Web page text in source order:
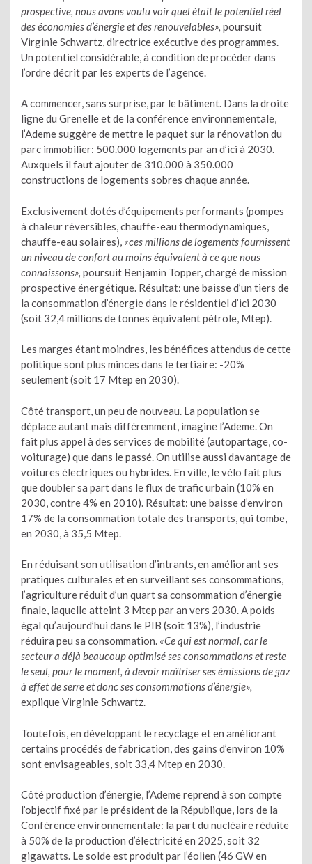
prospective, nous avons voulu voir quel était le potentiel réel
des économies d’énergie et des renouvelables», poursuit
Virginie Schwartz, directrice exécutive des programmes.
Un potentiel considérable, à condition de procéder dans
l’ordre décrit par les experts de l’agence.
A commencer, sans surprise, par le bâtiment. Dans la droite
ligne du Grenelle et de la conférence environnementale,
l’Ademe suggère de mettre le paquet sur la rénovation du
parc immobilier: 500.000 logements par an d’ici à 2030.
Auxquels il faut ajouter de 310.000 à 350.000
constructions de logements sobres chaque année.
Exclusivement dotés d’équipements performants (pompes
à chaleur réversibles, chauffe-eau thermodynamiques,
chauffe-eau solaires), «ces millions de logements fournissent
un niveau de confort au moins équivalent à ce que nous
connaissons», poursuit Benjamin Topper, chargé de mission
prospective énergétique. Résultat: une baisse d’un tiers de
la consommation d’énergie dans le résidentiel d’ici 2030
(soit 32,4 millions de tonnes équivalent pétrole, Mtep).
Les marges étant moindres, les bénéfices attendus de cette
politique sont plus minces dans le tertiaire: -20%
seulement (soit 17 Mtep en 2030).
Côté transport, un peu de nouveau. La population se
déplace autant mais différemment, imagine l’Ademe. On
fait plus appel à des services de mobilité (autopartage, co-
voiturage) que dans le passé. On utilise aussi davantage de
voitures électriques ou hybrides. En ville, le vélo fait plus
que doubler sa part dans le flux de trafic urbain (10% en
2030, contre 4% en 2010). Résultat: une baisse d’environ
17% de la consommation totale des transports, qui tombe,
en 2030, à 35,5 Mtep.
En réduisant son utilisation d’intrants, en améliorant ses
pratiques culturales et en surveillant ses consommations,
l’agriculture réduit d’un quart sa consommation d’énergie
finale, laquelle atteint 3 Mtep par an vers 2030. A poids
égal qu’aujourd’hui dans le PIB (soit 13%), l’industrie
réduira peu sa consommation. «Ce qui est normal, car le
secteur a déjà beaucoup optimisé ses consommations et reste
le seul, pour le moment, à devoir maîtriser ses émissions de gaz
à effet de serre et donc ses consommations d’énergie»,
explique Virginie Schwartz.
Toutefois, en développant le recyclage et en améliorant
certains procédés de fabrication, des gains d’environ 10%
sont envisageables, soit 33,4 Mtep en 2030.
Côté production d’énergie, l’Ademe reprend à son compte
l’objectif fixé par le président de la République, lors de la
Conférence environnementale: la part du nucléaire réduite
à 50% de la production d’électricité en 2025, soit 32
gigawatts. Le solde est produit par l’éolien (46 GW en